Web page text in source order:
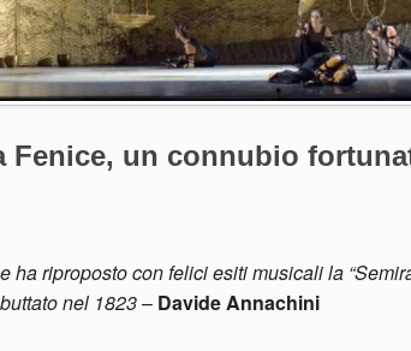
Fenice, un connubio
riproposto con felici esiti musicali la
nel 1823– Davide Annachini